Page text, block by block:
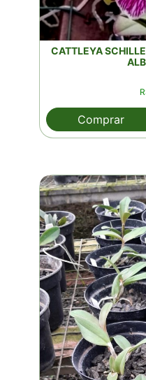
CATTLEYA
Comprar